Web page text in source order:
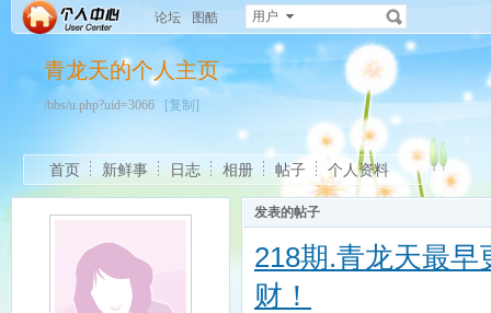
论坛 图酷 用户
青龙天的个人主页
/bbs/u.php?uid=3066 [复制]
首页 新鲜事 日志 相册 帖子 个人资料
发表的帖子
218期.青龙天最
财！